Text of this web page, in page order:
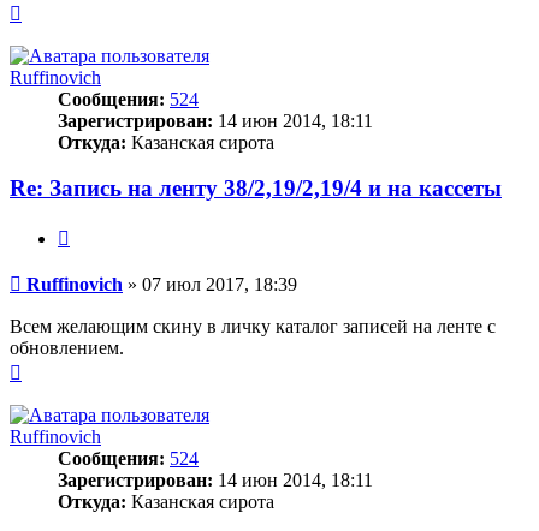
началу
Ruffinovich
Сообщения: 524
Зарегистрирован: 14 июн 2014, 18:11
Откуда: Казанская сирота
Re: Запись на ленту 38/2,19/2,19/4 и на кассеты
Сообщение
Ruffinovich » 07 июл 2017, 18:39
Всем желающим скину в личку каталог записей на ленте с
обновлением.
началу
Ruffinovich
Сообщения: 524
Зарегистрирован: 14 июн 2014, 18:11
Откуда: Казанская сирота